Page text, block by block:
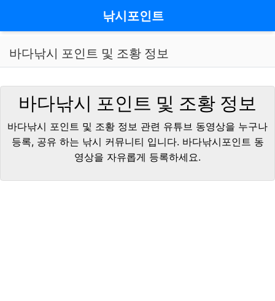
낚시포인트
바다낚시 포인트 및 조황 정보
바다낚시 포인트 및 조황 정보
바다낚시 포인트 및 조황 정보 관련 유튜브 동영상을 누구나
등록, 공유 하는 낚시 커뮤니티 입니다. 바다낚시포인트 동
영상을 자유롭게 등록하세요.